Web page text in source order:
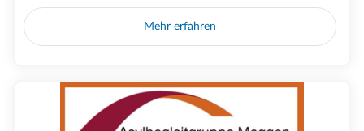
Mehr erfahren